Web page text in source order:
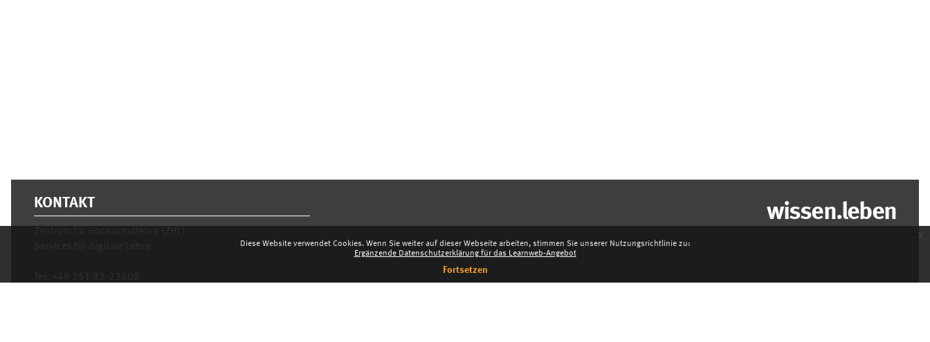
Diese Website verwendet Cookies. Wenn Sie weiter auf dieser Webseite arbeiten, stimmen Sie unserer Nutzungsrichtlinie zu:
Ergänzende Datenschutzerklärung für das Learnweb-Angebot
Fortsetzen
x
KONTAKT wissen.leben